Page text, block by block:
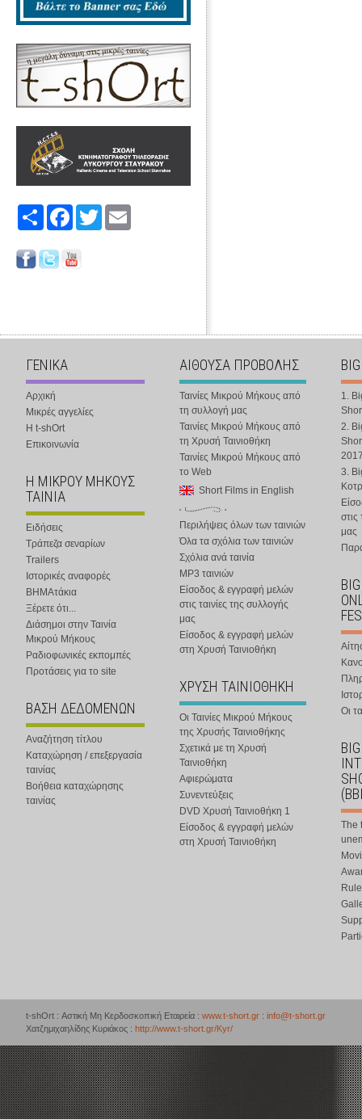
Share FacebookTwitter
ΓΕΝΙΚΑ
Αρχική
Μικρές αγγελίες
Η t-shOrt
Επικοινωνία
Η ΜΙΚΡΟΥ ΜΗΚΟΥΣ
ΤΑΙΝΙΑ
Ειδήσεις
Τράπεζα σεναρίων
Trailers
Ιστορικές αναφορές
ΒΗΜΑτάκια
Ξέρετε ότι...
Διάσημοι στην Ταινία
Μικρού Μήκους
Ραδιοφωνικές εκπομπές
Προτάσεις για το site
ΒΑΣΗ ΔΕΔΟΜΕΝΩΝ
Αναζήτηση τίτλου
Καταχώρηση / επεξεργασία
ταινίας
Βοήθεια καταχώρησης
ταινίας
ΑΙΘΟΥΣΑ ΠΡΟΒΟΛΗΣ
Ταινίες Μικρού Μήκους από
τη συλλογή μας
Ταινίες Μικρού Μήκους από
τη Χρυσή Ταινιοθήκη
Ταινίες Μικρού Μήκους από
το Web
Short Films in English
Περιλήψεις όλων των ταινιών
Όλα τα σχόλια των ταινιών
Σχόλια ανά ταινία
MP3 ταινιών
Είσοδος & εγγραφή μελών
στις ταινίες της συλλογής
μας
Είσοδος & εγγραφή μελών
στη Χρυσή Ταινιοθήκη
ΧΡΥΣΗ ΤΑΙΝΙΟΘΗΚΗ
Οι Ταινίες Μικρού Μήκους
της Χρυσής Ταινιοθήκης
Σχετικά με τη Χρυσή
Ταινιοθήκη
Αφιερώματα
Συνεντεύξεις
DVD Χρυσή Ταινιοθήκη 1
Είσοδος & εγγραφή μελών
στη Χρυσή Ταινιοθήκη
1.
2.
3.
στις
μας
Οι
The
t-shOrt : Αστική Μη Κερδοσκοπική Εταιρεία : www.t-short.gr : info@t-short.gr
Χατζημιχαηλίδης Κυριάκος : http://www.t-short.gr/Kyr/